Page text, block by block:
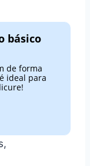
básico
de forma
ideal para